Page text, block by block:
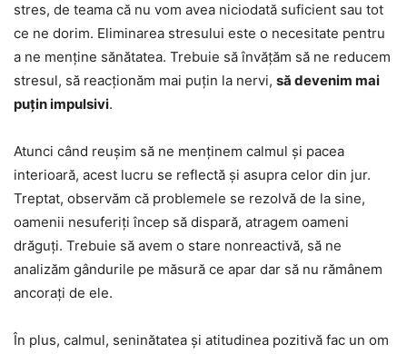
stres, de teama că nu vom avea niciodată suficient sau tot
ce ne dorim. Eliminarea stresului este o necesitate pentru
a ne menține sănătatea. Trebuie să învățăm să ne reducem
stresul, să reacționăm mai puțin la nervi, să devenim mai
puțin impulsivi.
Atunci când reușim să ne menținem calmul și pacea
interioară, acest lucru se reflectă și asupra celor din jur.
Treptat, observăm că problemele se rezolvă de la sine,
oamenii nesuferiți încep să dispară, atragem oameni
drăguți. Trebuie să avem o stare nonreactivă, să ne
analizăm gândurile pe măsură ce apar dar să nu rămânem
ancorați de ele.
În plus, calmul, seninătatea și atitudinea pozitivă fac un om